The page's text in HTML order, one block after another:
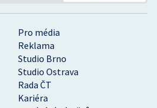
Pro média
Reklama
Studio Brno
Studio Ostrava
Rada ČT
Kariéra